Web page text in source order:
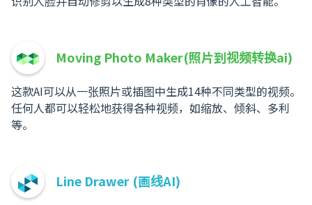
Moving Photo Maker(照片到视频转换ai)
这款AI可以从一张照片或插图中生成14种不同类型的视频。
任何人都可以轻松地获得各种视频，如缩放、倾斜、多利
等。
Line Drawer (画线AI)